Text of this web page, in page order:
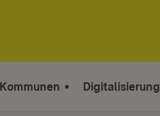
Digitalisierung